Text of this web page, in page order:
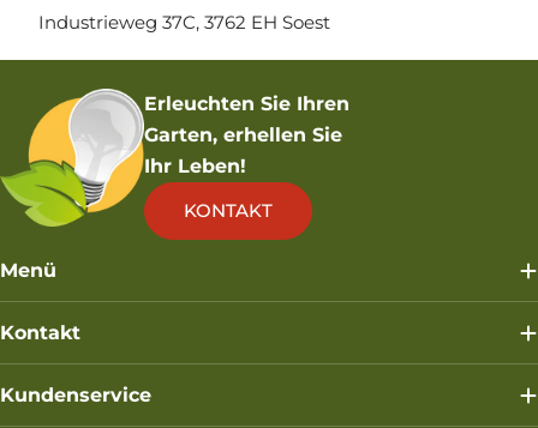
Industrieweg 37C, 3762 EH Soest
Erleuchten Sie Ihren
Garten, erhellen Sie
Ihr Leben!
KONTAKT
Menü
Kontakt
Kundenservice